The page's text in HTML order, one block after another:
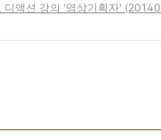
디액션 강의 '영상기획자' (20140